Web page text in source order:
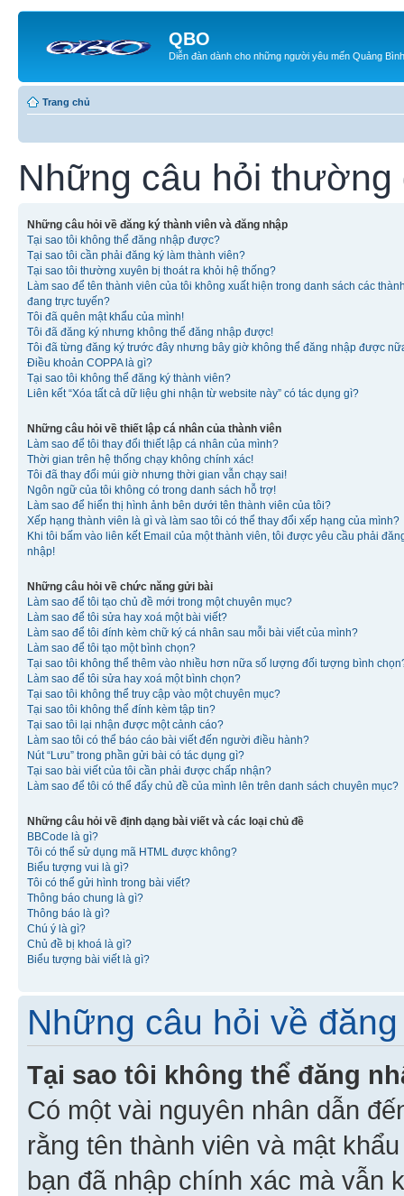
QBO
Diễn đàn dành cho những người yêu mến Quảng Bình
Trang chủ
Những câu hỏi thường
Những câu hỏi về đăng ký thành viên và đăng nhập
Tại sao tôi không thể đăng nhập được?
Tại sao tôi cần phải đăng ký làm thành viên?
Tại sao tôi thường xuyên bị thoát ra khỏi hệ thống?
Làm sao để tên thành viên của tôi không xuất hiện trong danh sách các
đang trực tuyến?
Tôi đã quên mật khẩu của mình!
Tôi đã đăng ký nhưng không thể đăng nhập được!
Tôi đã từng đăng ký trước đây nhưng bây giờ không thể đăng nhập được
Điều khoản COPPA là gì?
Tại sao tôi không thể đăng ký thành viên?
Liên kết “Xóa tất cả dữ liệu ghi nhận từ website này” có tác dụng gì?
Những câu hỏi về thiết lập cá nhân của thành viên
Làm sao để tôi thay đổi thiết lập cá nhân của mình?
Thời gian trên hệ thống chạy không chính xác!
Tôi đã thay đổi múi giờ nhưng thời gian vẫn chạy sai!
Ngôn ngữ của tôi không có trong danh sách hỗ trợ!
Làm sao để hiển thị hình ảnh bên dưới tên thành viên của tôi?
Xếp hạng thành viên là gì và làm sao tôi có thể thay đổi xếp hạng của mình?
Khi tôi bấm vào liên kết Email của một thành viên, tôi được yêu cầu phải
nhập!
Những câu hỏi về chức năng gửi bài
Làm sao để tôi tạo chủ đề mới trong một chuyên mục?
Làm sao để tôi sửa hay xoá một bài viết?
Làm sao để tôi đính kèm chữ ký cá nhân sau mỗi bài viết của mình?
Làm sao để tôi tạo một bình chọn?
Tại sao tôi không thể thêm vào nhiều hơn nữa số lượng đối tượng bình
Làm sao để tôi sửa hay xoá một bình chọn?
Tại sao tôi không thể truy cập vào một chuyên mục?
Tại sao tôi không thể đính kèm tập tin?
Tại sao tôi lại nhận được một cảnh cáo?
Làm sao tôi có thể báo cáo bài viết đến người điều hành?
Nút “Lưu” trong phần gửi bài có tác dụng gì?
Tại sao bài viết của tôi cần phải được chấp nhận?
Làm sao để tôi có thể đẩy chủ đề của mình lên trên danh sách chuyên mục?
Những câu hỏi về định dạng bài viết và các loại chủ đề
BBCode là gì?
Tôi có thể sử dụng mã HTML được không?
Biểu tượng vui là gì?
Tôi có thể gửi hình trong bài viết?
Thông báo chung là gì?
Thông báo là gì?
Chú ý là gì?
Chủ đề bị khoá là gì?
Biểu tượng bài viết là gì?
Những câu hỏi về
Tại sao tôi không thể đăng
Có một vài nguyên nhân dẫn
rằng tên thành viên và mật
bạn đã nhập chính xác mà vẫn